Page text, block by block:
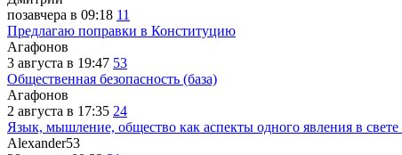
позавчера в 09:18 11
Предлагаю поправки в Конституцию
Агафонов
3 августа в 19:47 53
Общественная безопасность (база)
Агафонов
2 августа в 17:35 24
Язык, мышление, общество как аспекты одного явления в свете
Alexander53